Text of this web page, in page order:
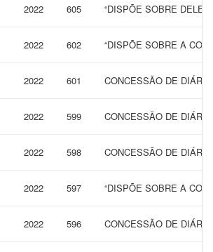
2022 605 “DISPÕE SOBRE
2022 602 “DISPÕE SOBRE A
2022 601 CONCESSÃO DE
2022 599 CONCESSÃO DE
2022 598 CONCESSÃO DE
2022 597 “DISPÕE SOBRE A
2022 596 CONCESSÃO DE